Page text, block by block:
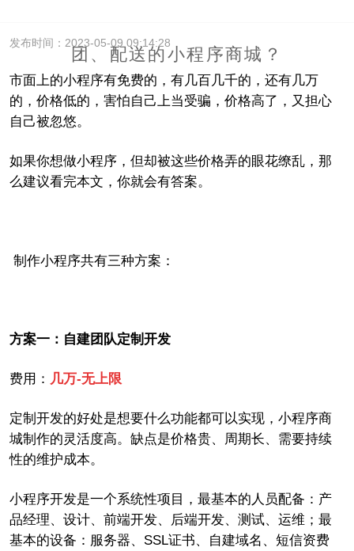
团、配送的小程序商城？
发布时间：2023-05-09 09:14:28
市面上的小程序有免费的，有几百几千的，还有几万
的，价格低的，害怕自己上当受骗，价格高了，又担心
自己被忽悠。
如果你想做小程序，但却被这些价格弄的眼花缭乱，那
么建议看完本文，你就会有答案。
制作小程序共有三种方案：
方案一：自建团队定制开发
费用： 几万-无上限
定制开发的好处是想要什么功能都可以实现，小程序商
城制作的灵活度高。缺点是价格贵、周期长、需要持续
性的维护成本。
小程序开发是一个系统性项目，最基本的人员配备：产
品经理、设计、 前端开发、 后端开发、测试、运维 ；最
基本的设备：服务器、 SSL证书、自建域名、短信资费